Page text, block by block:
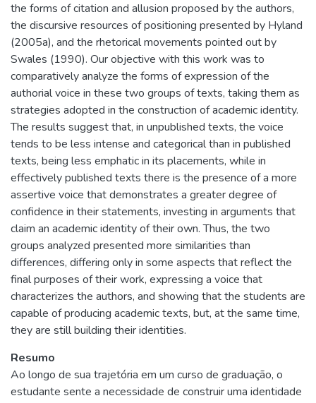
the forms of citation and allusion proposed by the authors,
the discursive resources of positioning presented by Hyland
(2005a), and the rhetorical movements pointed out by
Swales (1990). Our objective with this work was to
comparatively analyze the forms of expression of the
authorial voice in these two groups of texts, taking them as
strategies adopted in the construction of academic identity.
The results suggest that, in unpublished texts, the voice
tends to be less intense and categorical than in published
texts, being less emphatic in its placements, while in
effectively published texts there is the presence of a more
assertive voice that demonstrates a greater degree of
confidence in their statements, investing in arguments that
claim an academic identity of their own. Thus, the two
groups analyzed presented more similarities than
differences, differing only in some aspects that reflect the
final purposes of their work, expressing a voice that
characterizes the authors, and showing that the students are
capable of producing academic texts, but, at the same time,
they are still building their identities.
Resumo
Ao longo de sua trajetória em um curso de graduação, o
estudante sente a necessidade de construir uma identidade